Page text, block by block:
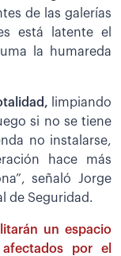
de las galerías
está latente el
la humareda
limpiando
si no se tiene
no instalarse,
hace más
señaló Jorge
de Seguridad.
un espacio
por el